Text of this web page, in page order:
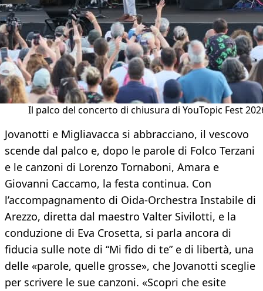
Il palco del concerto di chiusura di YouTopic Fest
Jovanotti e Migliavacca si abbracciano, il vescovo
scende dal palco e, dopo le parole di Folco Terzani
e le canzoni di Lorenzo Tornaboni, Amara e
Giovanni Caccamo, la festa continua. Con
l’accompagnamento di Oida-Orchestra Instabile di
Arezzo, diretta dal maestro Valter Sivilotti, e la
conduzione di Eva Crosetta, si parla ancora di
fiducia sulle note di “Mi fido di te” e di libertà, una
delle «parole, quelle grosse», che Jovanotti sceglie
per scrivere le sue canzoni. «Scopri che esite